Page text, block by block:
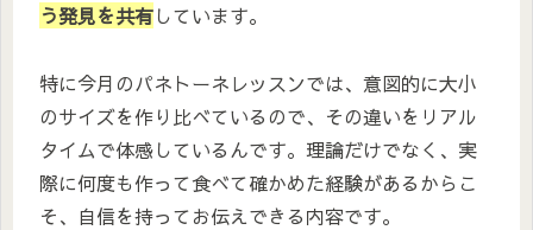
う発見を共有しています。
特に今月のパネトーネレッスンでは、意図的に大小
のサイズを作り比べているので、その違いをリアル
タイムで体感しているんです。理論だけでなく、実
際に何度も作って食べて確かめた経験があるからこ
そ、自信を持ってお伝えできる内容です。